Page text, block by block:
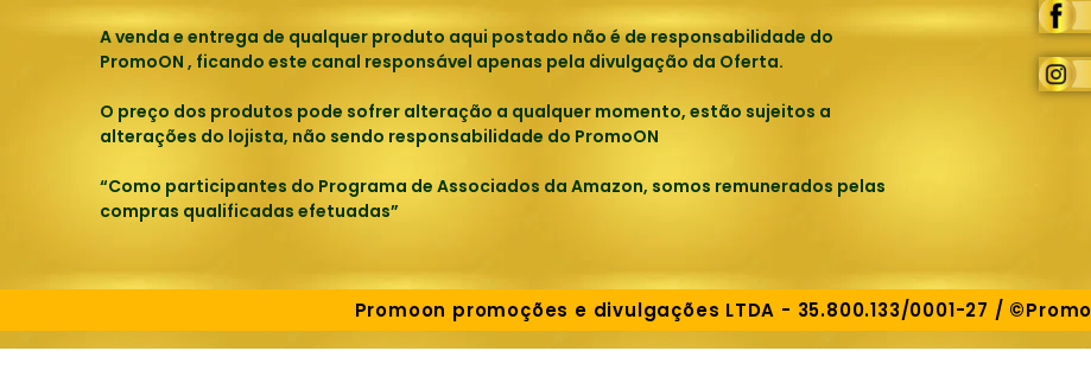
A venda e entrega de qualquer produto aqui postado não é de responsabilidade do
PromoON , ficando este canal responsável apenas pela divulgação da Oferta.
O preço dos produtos pode sofrer alteração a qualquer momento, estão sujeitos a
alterações do lojista, não sendo responsabilidade do PromoON
“Como participantes do Programa de Associados da Amazon, somos remunerados pelas
compras qualificadas efetuadas”
Promoon promoções e divulgações LTDA - 35.800.133/0001-27 /